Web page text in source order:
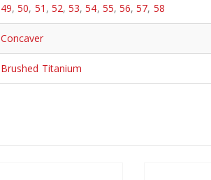
49,50, 51 , 52,53,54, 55, 56,57, 58
Concaver
Brushed Titanium